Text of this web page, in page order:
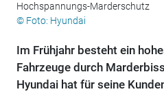
Hochspannungs-Marderschutz
© Foto: Hyundai
Im Frühjahr besteht ein
Fahrzeuge durch
Hyundai hat für seine